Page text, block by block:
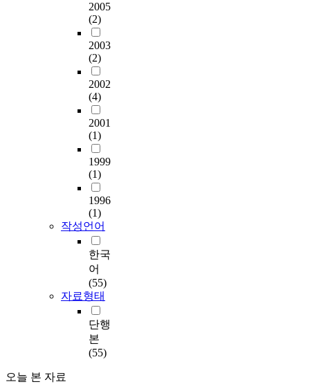
2005
(2)
2003
(2)
2002
(4)
2001
(1)
1999
(1)
1996
(1)
작성언어
한국
어
(55)
자료형태
단행
본
(55)
오늘 본 자료